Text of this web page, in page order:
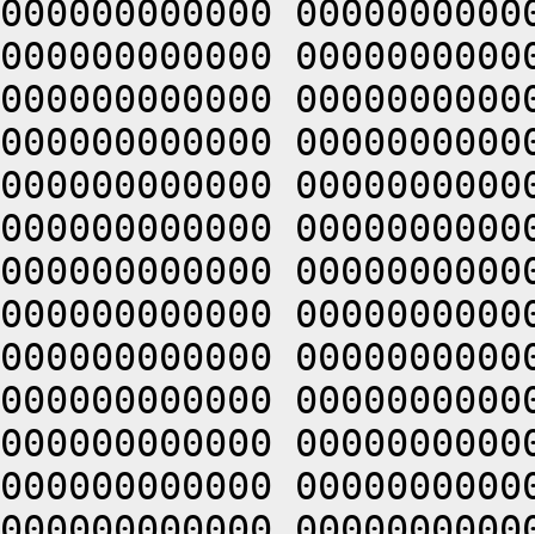
000000000000
000000000000
000000000000
000000000000
000000000000
000000000000
000000000000
000000000000
000000000000
000000000000
000000000000
000000000000